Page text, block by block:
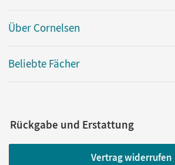
Über Cornelsen
Beliebte Fächer
Rückgabe und Erstattung
Vertrag widerrufen